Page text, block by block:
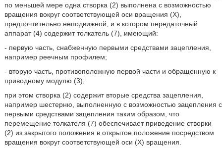
по меньшей мере одна створка (2) выполнена с возможностью
вращения вокруг соответствующей оси вращения (X),
предпочтительно неподвижной, и в котором передаточный
аппарат (4) содержит толкатель (7), имеющий:
- первую часть, снабженную первыми средствами зацепления,
например реечным профилем;
- вторую часть, противоположную первой части и обращенную к
приводному модулю (3);
при этом створка (2) содержит вторые средства зацепления,
например шестерню, выполненную с возможностью зацепления с
первыми средствами зацепления таким образом, что
перемещение толкателя (7) обеспечивает приведение створки
(2) из закрытого положения в открытое положение посредством
вращения вокруг соответствующей оси (X) вращения.